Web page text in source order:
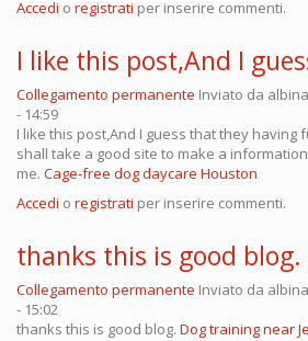
Accedi o registrati per inserire commenti.
I like this post,And I
Collegamento permanente Inviato da
- 14:59
I like this post,And I guess that they having
shall take a good site to make a
me. Cage-free dog daycare Houston
Accedi o registrati per inserire commenti.
thanks this is good blog.
Collegamento permanente Inviato da
- 15:02
thanks this is good blog. Dog training near